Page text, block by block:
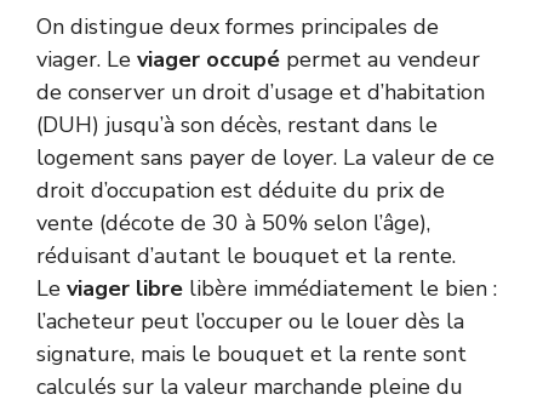
On distingue deux formes principales de
viager. Le viager occupé permet au vendeur
de conserver un droit d’usage et d’habitation
(DUH) jusqu’à son décès, restant dans le
logement sans payer de loyer. La valeur de ce
droit d’occupation est déduite du prix de
vente (décote de 30 à 50% selon l’âge),
réduisant d’autant le bouquet et la rente.
Le viager libre libère immédiatement le bien :
l’acheteur peut l’occuper ou le louer dès la
signature, mais le bouquet et la rente sont
calculés sur la valeur marchande pleine du